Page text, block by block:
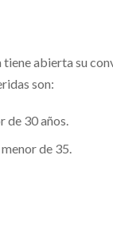
abierta su
son:
de 30 años.
de 35.